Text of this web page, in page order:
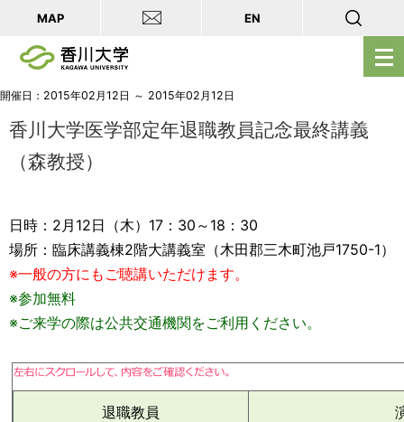
メ
ニ
ー
MAP EN
開催日：2015年02月12日 ～ 2015年02月12日
香川大学医学部定年退職教員記念最終講義
（森教授）
日時：2月12日（木）17：30～18：30
場所：臨床講義棟2階大講義室（木田郡三木町池戸1750-1）
※一般の方にもご聴講いただけます。
※参加無料
※ご来学の際は公共交通機関をご利用ください。
退職教員